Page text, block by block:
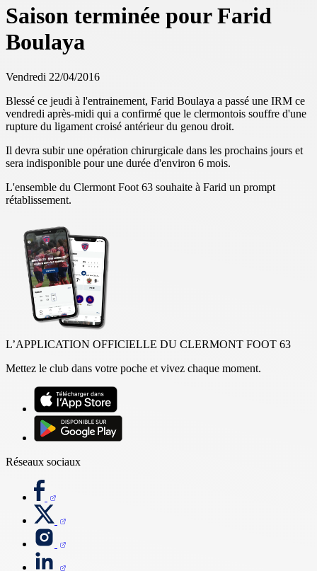
Saison terminée pour Farid
Boulaya
Vendredi 22/04/2016
Blessé ce jeudi à l'entrainement, Farid Boulaya a passé une IRM ce
vendredi après-midi qui a confirmé que le clermontois souffre d'une
rupture du ligament croisé antérieur du genou droit.
Il devra subir une opération chirurgicale dans les prochains jours et
sera indisponible pour une durée d'environ 6 mois.
L'ensemble du Clermont Foot 63 souhaite à Farid un prompt
rétablissement.
L’APPLICATION OFFICIELLE DU CLERMONT FOOT 63
Mettez le club dans votre poche et vivez chaque moment.
Réseaux sociaux